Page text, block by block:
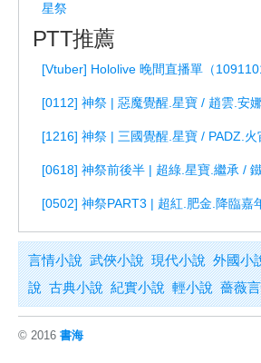
星祭
PTT推薦
[0112] 神祭 | 惡魔覺醒.星寶 / 趙雲.安
[1216] 神祭 | 三國覺醒.星寶 / PADZ.
言情小說 武俠小說 現代小說 外國小
說 古典小說 紀實小說 輕小說 薔薇
© 2016 書海